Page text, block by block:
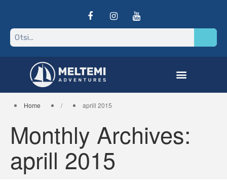
Home / aprill 2015
Monthly Archives:
aprill 2015